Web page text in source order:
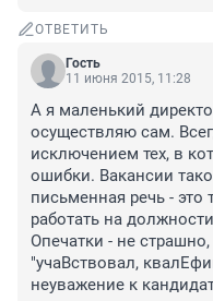
ОТВЕТИТЬ
Гость
11 июня 2015, 11:28
А я маленький
осуществляю сам.
исключением тех, в
ошибки. Вакансии
письменная речь - это
работать на
Опечатки - не
"учаВствовал,
неуважение к